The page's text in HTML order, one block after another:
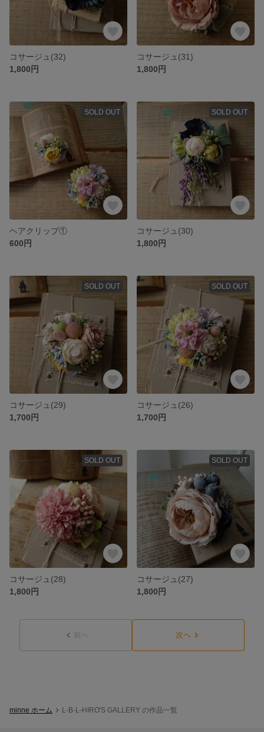
コサージュ(32)
1,800円
コサージュ(31)
1,800円
SOLD OUT
ヘアクリップ①
600円
SOLD OUT
コサージュ(30)
1,800円
SOLD OUT
コサージュ(29)
1,700円
SOLD OUT
コサージュ(26)
1,700円
SOLD OUT
コサージュ(28)
1,800円
SOLD OUT
コサージュ(27)
1,800円
前へ 次へ
minne ホーム L-B-L-HIRO'S GALLERY の作品一覧